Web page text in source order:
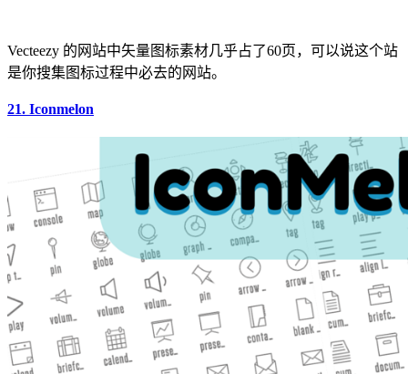
Vecteezy 的网站中矢量图标素材几乎占了60页，可以说这个站
是你搜集图标过程中必去的网站。
21. Iconmelon